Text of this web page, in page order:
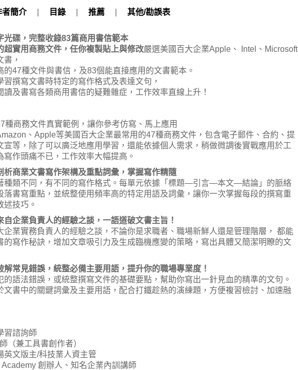
者簡介 目錄 推薦 其他/勘誤表
光碟，完整收錄83篇商用書信範本
超實用商務文件，任你複製貼上與修改嚴選美國百大企業Apple、 Intel、Microsoft
書，
的47種文件與書信，及83個能直接應用的文書範本。
習撰寫文書時特定的寫作格式及表達文句，
讀及書寫各類商用書信的疑難雜症，工作效率直線上升！
種商務文件真實範例，讓你參考仿寫、馬上應用
、Apple等美國百大企業最常用的47種商務文件，包含電子郵件、合約、提
宣等，除了可以廣泛地應用學習，還能依據個人需求，稍做微調後實戰應用於工
寫作頭痛不已，工作效率大幅提高。
商業文書寫作架構及重點詞彙，掌握寫作精隨
種類不同，有不同的寫作格式。每單元依據「標題—引言—本文—結論」的脈絡
落書寫重點，並統整使用頻率高的特定用語及詞彙，讓你一次掌握每段的撰寫重
述技巧。
業負責人的經驗之談，一語道破文書主旨！
企業實務負責人的經驗之談，不論你是求職者、職場新鮮人還是管理階層， 都能
的寫作秘訣，增加文章吸引力及生成臨機應變的策略，寫出具體又簡潔明瞭的文
見錯誤，統整必備主要用語，提升你的職場專業度！
的語法錯誤，或統整撰寫文件的基礎要點，幫助你寫出一針見血的精準的文句。
文書中的關鍵詞彙及主要用語，配合打鐵趁熱的演練題，方便複習檢討、加速融
習諮詢師
（兼工具書創作者）
英文版主/科技業人資主管
創辦人、知名企業內訓講師